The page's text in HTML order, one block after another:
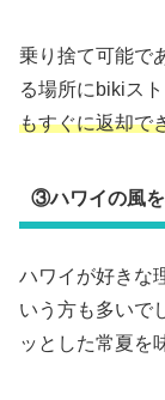
乗り捨て可能で
る場所にbikiス
もすぐに返却で
③ハワイの風
ハワイが好きな
いう方も多いで
ッとした常夏を